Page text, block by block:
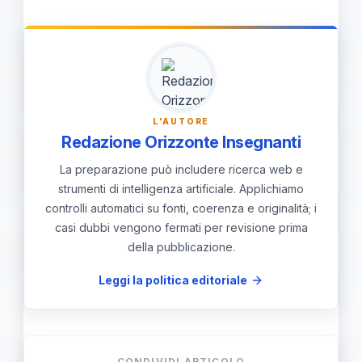
protezione che coinvolga famiglie,
servizi sociali e comunità locale, e
monitoraggio continuo per tradurre le
cifre in azioni concrete.
L'AUTORE
Redazione Orizzonte Insegnanti
La preparazione può includere ricerca web e
strumenti di intelligenza artificiale. Applichiamo
controlli automatici su fonti, coerenza e originalità; i
casi dubbi vengono fermati per revisione prima
della pubblicazione.
Leggi la politica editoriale